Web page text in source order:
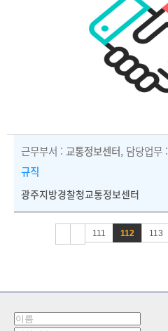
근무부서 : 교통정보센터, 담당업무 :
규직
광주지방경찰청교통정보센터
111 112 113